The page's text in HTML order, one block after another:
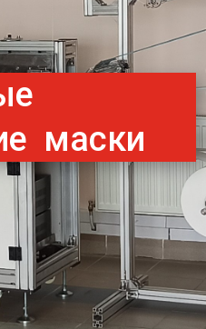
маски